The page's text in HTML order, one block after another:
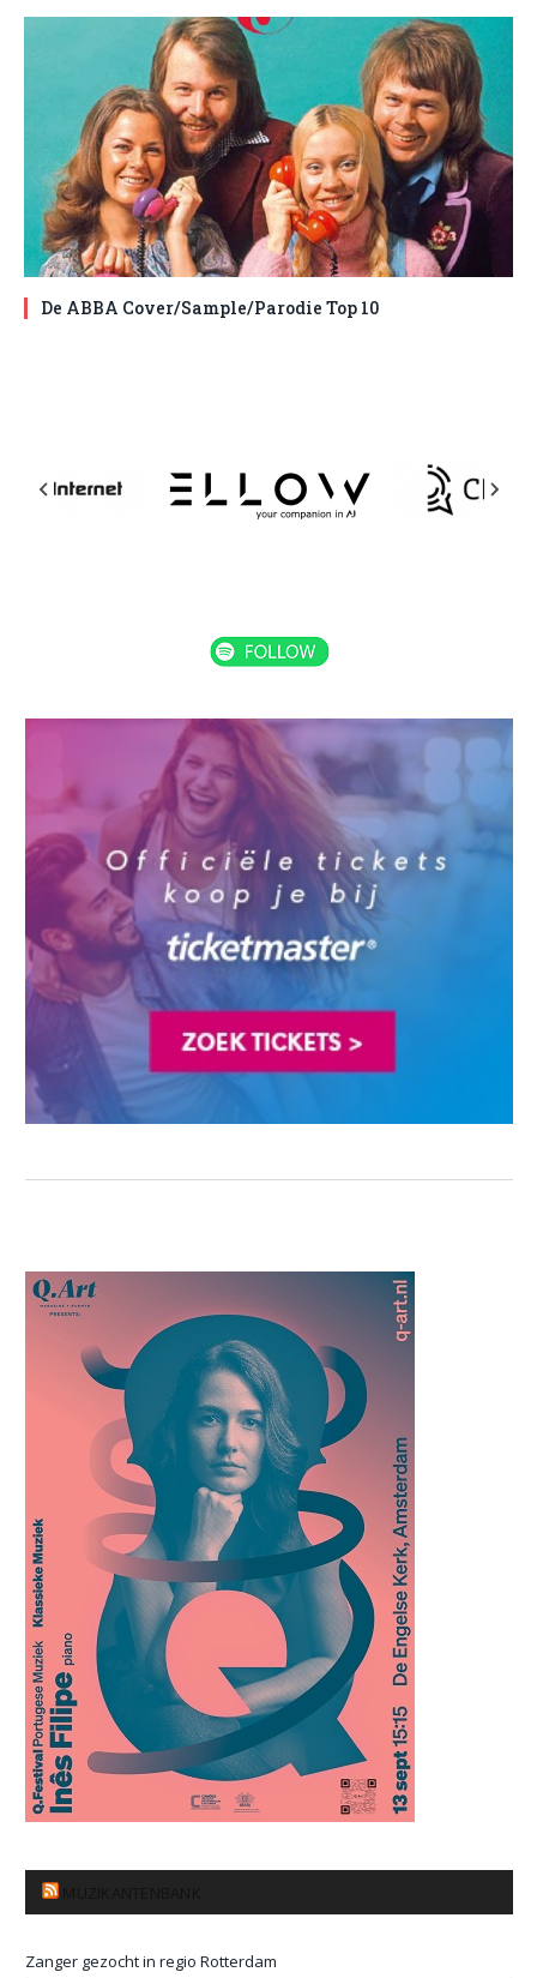
De ABBA Cover/Sample/Parodie Top 10
Zanger gezocht in regio Rotterdam